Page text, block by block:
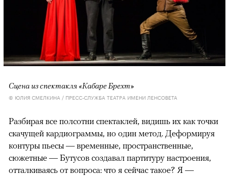
Сцена из спектакля «Кабаре Брехт»
© ЮЛИЯ СМЕЛКИНА / ПРЕСС-СЛУЖБА ТЕАТРА ИМЕНИ ЛЕНСОВЕТА
Разбирая все полсотни спектаклей, видишь их как точки
скачущей кардиограммы, но один метод. Деформируя
контуры пьесы — временные, пространственные,
сюжетные — Бутусов создавал партитуру настроения,
отталкиваясь от вопроса: что я сейчас такое? Я —